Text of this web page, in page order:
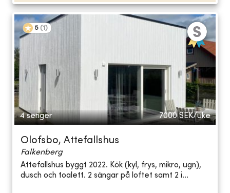
5 (1 )
4 senger 7000 SEK/uke
Olofsbo, Attefallshus
Falkenberg
Attefallshus byggt 2022. Kök (kyl, frys, mikro, ugn),
dusch och toalett. 2 sängar på loftet samt 2 i...